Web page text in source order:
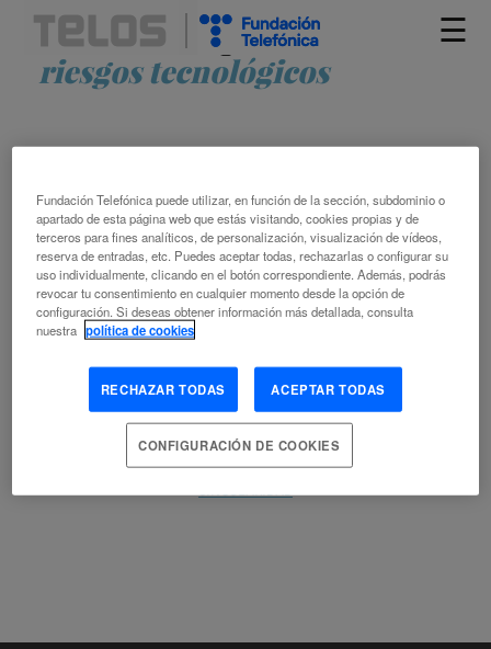
☰
Artículos etiquetados como
riesgos tecnológicos
CUATRO TECNOLOGÍAS QUE PODRÍAN
ACABAR CON LA VIDA EN LA TIERRA
LUCIANA ATELA DELTELL
2.90 TECNOLOGÍA DIGITALARMAARMA NUCLEAR
EVALUACIÓN DE LA TECNOLOGÍAFABRICACIÓN
ASISTIDA POR ORDENADORINTELIGENCIA ARTIFICIAL
Fundación Telefónica puede utilizar, en función de la sección, subdominio o
apartado de esta página web que estás visitando, cookies propias y de
terceros para fines analíticos, de personalización, visualización de vídeos,
reserva de entradas, etc. Puedes aceptar todas, rechazarlas o configurar su
uso individualmente, clicando en el botón correspondiente. Además, podrás
revocar tu consentimiento en cualquier momento desde la opción de
configuración. Si deseas obtener información más detallada, consulta
nuestra política de cookies
RECHAZAR TODAS ACEPTAR TODAS
CONFIGURACIÓN DE COOKIES